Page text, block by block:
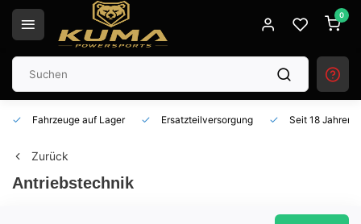
0
Fahrzeuge auf Lager Ersatzteilversorgung Seit 18 Jahren
Zurück
Antriebstechnik